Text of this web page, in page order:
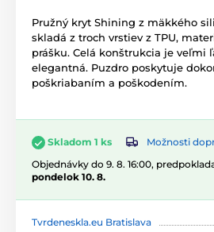
Pružný kryt Shining z mäkkého
skladá z troch vrstiev z TPU,
prášku. Celá konštrukcia je veľmi
elegantná. Puzdro poskytuje
poškriabaním a poškodením.
Skladom 1 ks
Možnosti
Objednávky do 9. 8. 16:00,
pondelok 10. 8.
Tvrdeneskla.eu Bratislava